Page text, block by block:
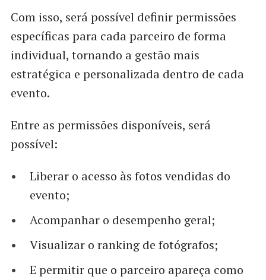
Com isso, será possível definir permissões
específicas para cada parceiro de forma
individual, tornando a gestão mais
estratégica e personalizada dentro de cada
evento.
Entre as permissões disponíveis, será
possível:
Liberar o acesso às fotos vendidas do
evento;
Acompanhar o desempenho geral;
Visualizar o ranking de fotógrafos;
E permitir que o parceiro apareça como